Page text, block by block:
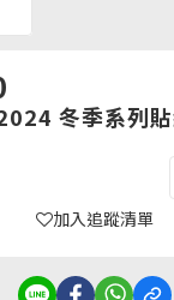
冬季系列
加入追蹤清單